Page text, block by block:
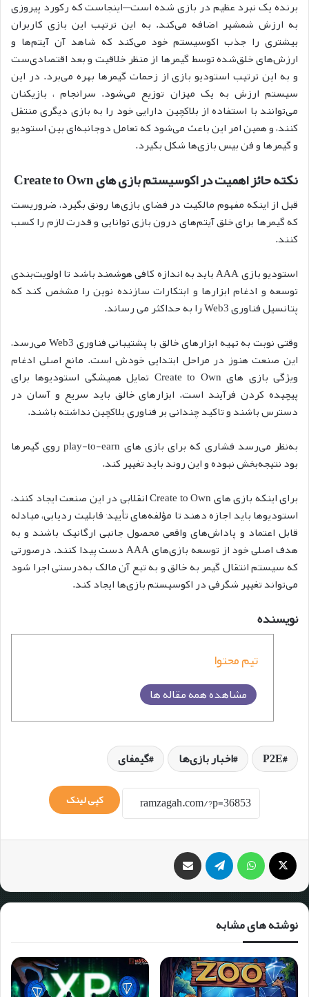
برنده یک نبرد عظیم در بازی شده است—اینجاست که رکورد پیروزی
به ارزش شمشیر اضافه می‌کند. به این ترتیب این بازی کاربران
بیشتری را جذب اکوسیستم خود می‌کند که شاهد آن آیتم‌ها و
ارزش‌های خلق‌شده توسط گیمرها از منظر خلاقیت و بعد اقتصادی‌ست
و به این ترتیب استودیو بازی از زحمات گیمرها بهره می‌برد. در این
سیستم ارزش به یک میزان توزیع می‌شود. سرانجام ، بازیکنان
می‌توانند با استفاده از بلاکچین دارایی خود را به بازی دیگری منتقل
کنند، و همین امر این باعث می‌شود که تعامل دوجانبه‌ای بین استودیو
و گیمرها و فن بیس بازی‌ها شکل بگیرد.
نکته حائز اهمیت در اکوسیستم بازی های Create to Own
قبل از اینکه مفهوم مالکیت در فضای بازی‌ها رونق بگیرد، ضروریست
که گیمرها برای خلق آیتم‌های درون بازی توانایی و قدرت لازم را کسب
کنند.
استودیو بازی AAA باید به اندازه کافی هوشمند باشد تا اولویت‌بندی
توسعه و ادغام ابزارها و ابتکارات سازنده نوین را مشخص کند که
پتانسیل فناوری Web3 را به حداکثر می رساند.
وقتی نوبت به تهیه ابزارهای خالق با پشتیبانی فناوری Web3 می‌رسد،
این صنعت هنوز در مراحل ابتدایی خودش است. مانع اصلی ادغام
ویژگی بازی های Create to Own تمایل همیشگی استودیوها برای
پیچیده کردن فرآیند است. ابزارهای خالق باید سریع و آسان در
دسترس باشند و تاکید چندانی بر فناوری بلاکچین نداشته باشند.
به‌نظر می‌رسد فشاری که برای بازی های
play-to-earn روی گیمرها
بود نتیجه‌بخش نبوده و این روند باید تغییر کند.
برای اینکه بازی های Create to Own انقلابی در این صنعت ایجاد کنند،
استودیوها باید اجازه دهند تا مؤلفه‌های تأیید٬ قابلیت ردیابی، مبادله
قابل اعتماد و پاداش‌های واقعی محصول جانبی ارگانیک باشند و به
هدف اصلی خود از توسعه بازی‌های AAA دست پیدا کنند. درصورتی
که سیستم انتقال گیمر به خالق و به تبع آن مالک به‌درستی اجرا شود
می‌تواند تغییر شگرفی در اکوسیستم بازی‌ها ایجاد کند.
نویسنده
تیم محتوا
مشاهده همه مقاله ها
P2E اخبار بازی‌ها گیمفای
کپی لینک
نوشته های مشابه